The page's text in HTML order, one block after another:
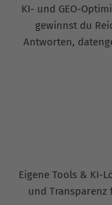
KI- und GEO-
gewinnst du
Antworten,
Eigene Tools & KI-
und Transparenz